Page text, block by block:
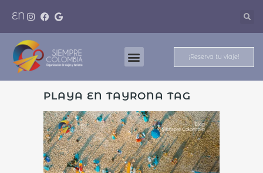
EN
¡Reserva tu viaje!
PLAYA EN TAYRONA TAG